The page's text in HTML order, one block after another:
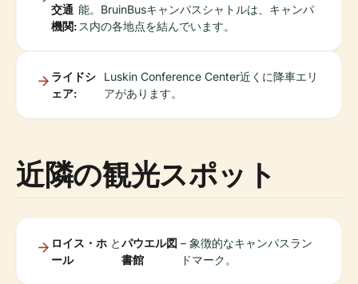
交通
機関:
能。BruinBusキャンパスシャトルは、キャンパ
ス内の各地点を結んでいます。
ライドシ
ェア:
Luskin Conference Center近くに降車エリ
アがあります。
近隣の観光スポット
ロイス・ホ
ール
とパウエル図
書館
– 象徴的なキャンパスラン
ドマーク。